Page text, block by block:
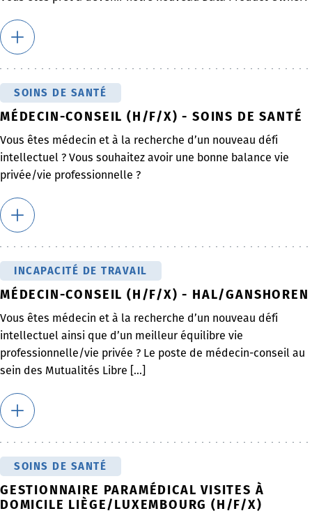
SOINS DE SANTÉ
MÉDECIN-CONSEIL (H/F/X) - SOINS DE SANTÉ
Vous êtes médecin et à la recherche d’un nouveau défi
intellectuel ? Vous souhaitez avoir une bonne balance vie
privée/vie professionnelle ?
INCAPACITÉ DE TRAVAIL
MÉDECIN-CONSEIL (H/F/X) - HAL/GANSHOREN
Vous êtes médecin et à la recherche d’un nouveau défi
intellectuel ainsi que d’un meilleur équilibre vie
professionnelle/vie privée ? Le poste de médecin-conseil au
sein des Mutualités Libre [...]
SOINS DE SANTÉ
GESTIONNAIRE PARAMÉDICAL VISITES À
DOMICILE LIÈGE/LUXEMBOURG (H/F/X)